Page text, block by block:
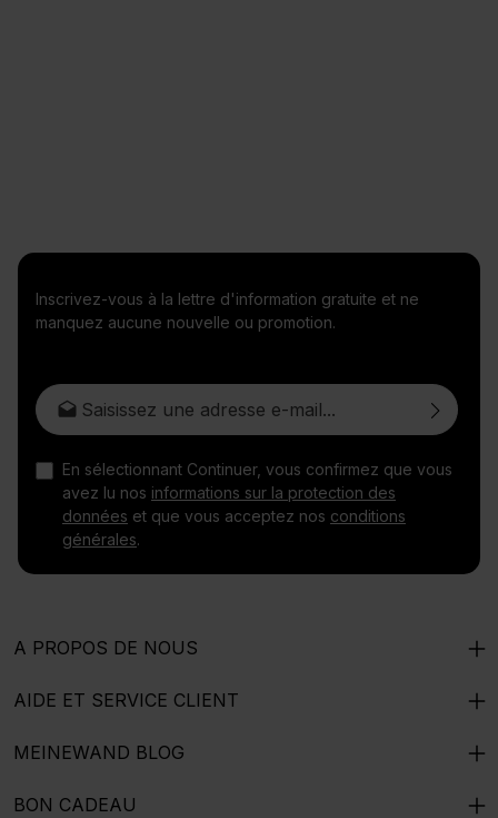
Inscrivez-vous à la lettre d'information gratuite et ne
manquez aucune nouvelle ou promotion.
Adresse e-mail*
En sélectionnant Continuer, vous confirmez que vous
avez lu nos informations sur la protection des
données et que vous acceptez nos conditions
générales.
A PROPOS DE NOUS
AIDE ET SERVICE CLIENT
MEINEWAND BLOG
BON CADEAU